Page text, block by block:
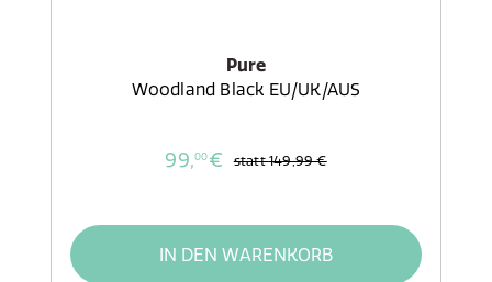
Pure
Woodland Black EU/UK/AUS
99,00€ statt149,99 €
IN DEN WARENKORB